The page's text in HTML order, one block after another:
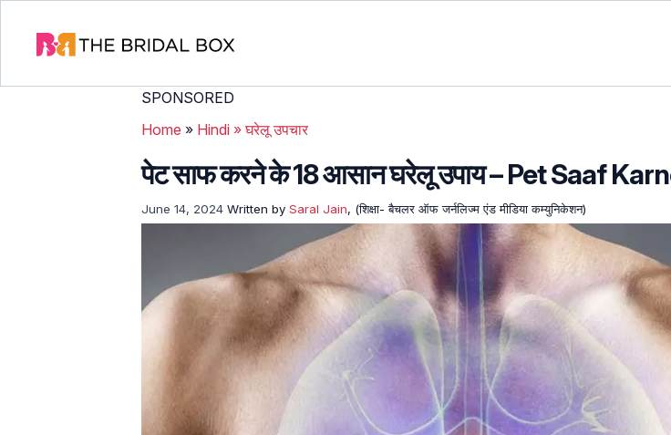
SPONSORED
Home » Hindi »घरेलू उपचार
पेट साफ करने के 18 आसान घरेलू उपाय – Pet Saaf
June 14, 2024 Written by Saral Jain, (शिक्षा- बैचलर ऑफ जर्नलिज्म एंड मीडिया कम्युनिकेशन)